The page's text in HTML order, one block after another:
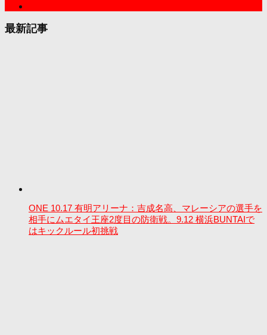
最新記事
ONE 10.17 有明アリーナ：吉成名高、マレーシアの選手を
相手にムエタイ王座2度目の防衛戦。9.12 横浜BUNTAIで
はキックルール初挑戦